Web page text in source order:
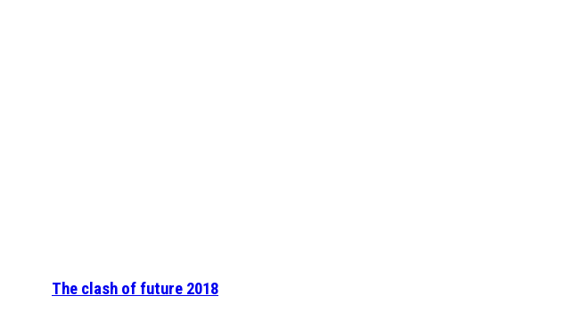
The clash of future 2018